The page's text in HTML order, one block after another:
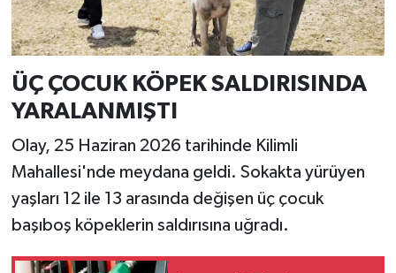
ÜÇ ÇOCUK KÖPEK SALDIRISINDA
YARALANMIŞTI
Olay, 25 Haziran 2026 tarihinde Kilimli
Mahallesi'nde meydana geldi. Sokakta yürüyen
yaşları 12 ile 13 arasında değişen üç çocuk
başıboş köpeklerin saldırısına uğradı.